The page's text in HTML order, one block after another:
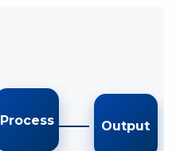
Process Output